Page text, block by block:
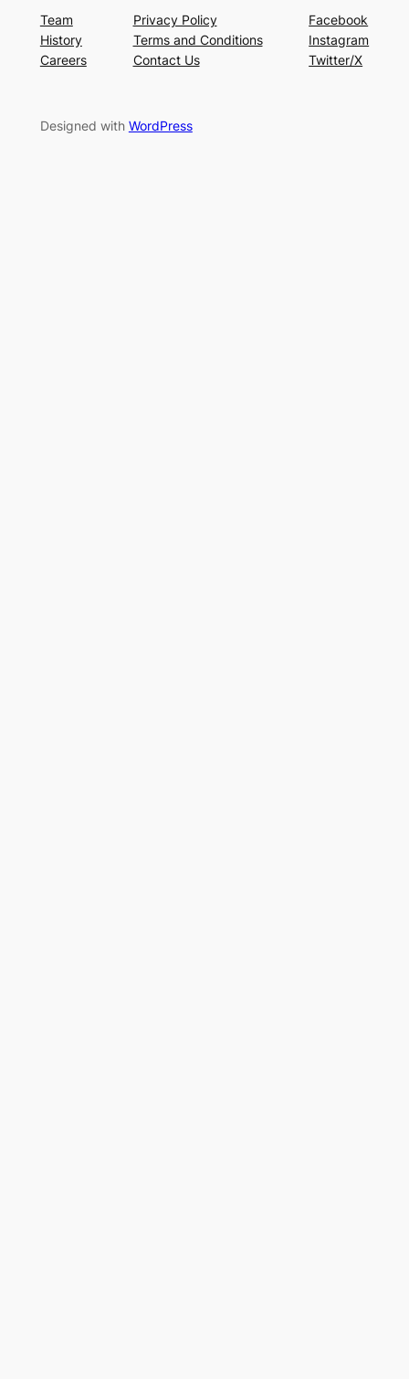
Team
History
Careers
Privacy Policy
Terms and Conditions
Contact Us
Facebook
Instagram
Twitter/X
Designed with WordPress